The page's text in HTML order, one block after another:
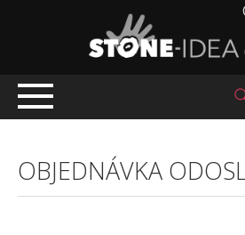
PRODUKTY
Kamenný koberec
OBJEDNÁVKA